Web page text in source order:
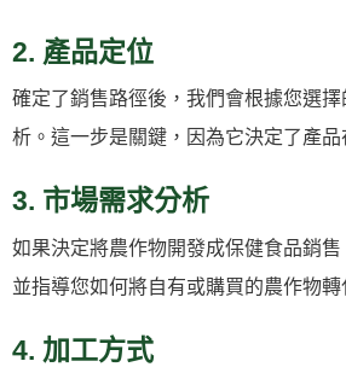
2. 產品定位
確定了銷售路徑後，我們會根據您選
析。這一步是關鍵，因為它決定了產
3. 市場需求分析
如果決定將農作物開發成保健食品銷
並指導您如何將自有或購買的農作物
4. 加工方式